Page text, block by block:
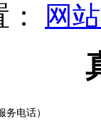
网
务电话）